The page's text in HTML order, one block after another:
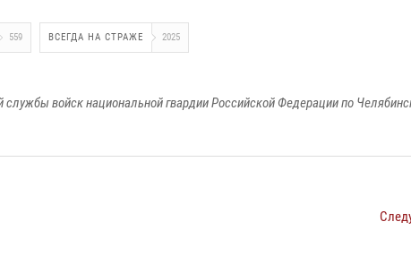
559 ВСЕГДА НА СТРАЖЕ 2025
войск национальной гвардии Российской Федерации по